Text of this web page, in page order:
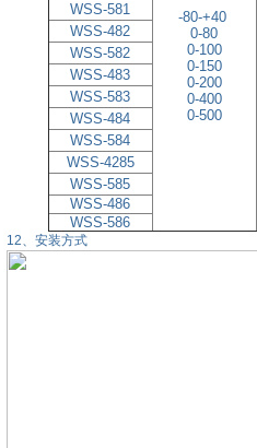
-80-+40
0-80
0-100
0-150
0-200
0-400
0-500
WSS-581
WSS-482
WSS-582
WSS-483
WSS-583
WSS-484
WSS-584
WSS-4285
WSS-585
WSS-486
WSS-586
12、安装方式